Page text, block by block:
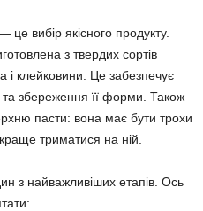
вибір якісного продукту.
з твердих сортів
і клейковини. Це забезпечує
та збереження її форми. Також
пасти: вона має бути трохи
триматися на ній.
з найважливіших етапів. Ось